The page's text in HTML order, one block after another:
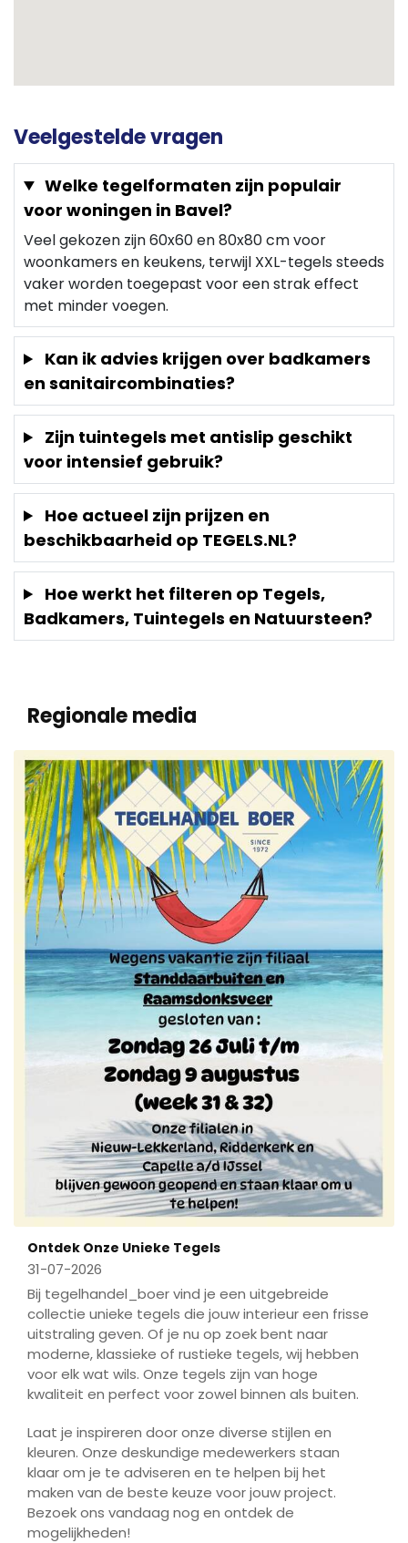
Veelgestelde vragen
Welke tegelformaten zijn populair
voor woningen in Bavel?
Veel gekozen zijn 60x60 en 80x80 cm voor
woonkamers en keukens, terwijl XXL-tegels steeds
vaker worden toegepast voor een strak effect
met minder voegen.
Kan ik advies krijgen over badkamers
en sanitaircombinaties?
Zijn tuintegels met antislip geschikt
voor intensief gebruik?
Hoe actueel zijn prijzen en
beschikbaarheid op TEGELS.NL?
Hoe werkt het filteren op Tegels,
Badkamers, Tuintegels en Natuursteen?
Regionale media
Ontdek Onze Unieke Tegels
31-07-2026
Bij tegelhandel_boer vind je een uitgebreide
collectie unieke tegels die jouw interieur een frisse
uitstraling geven. Of je nu op zoek bent naar
moderne, klassieke of rustieke tegels, wij hebben
voor elk wat wils. Onze tegels zijn van hoge
kwaliteit en perfect voor zowel binnen als buiten.
Laat je inspireren door onze diverse stijlen en
kleuren. Onze deskundige medewerkers staan
klaar om je te adviseren en te helpen bij het
maken van de beste keuze voor jouw project.
Bezoek ons vandaag nog en ontdek de
mogelijkheden!